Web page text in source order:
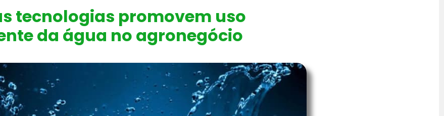
tecnologias promovem uso
da água no agronegócio